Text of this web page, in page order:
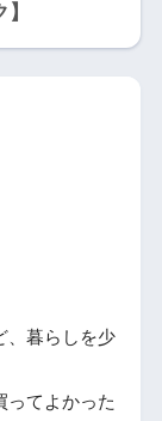
、暮らしを少
ってよかった